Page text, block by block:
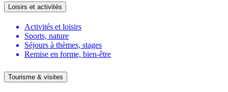
Loisirs et activités
Activités et loisirs
Sports, nature
Séjours à thèmes, stages
Remise en forme, bien-être
Tourisme & visites